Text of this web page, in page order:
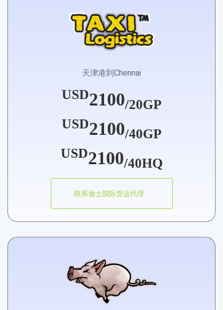
天津港到Chennai
USD2100/20GP
USD2100/40GP
USD2100/40HQ
联系迪士国际货运代理